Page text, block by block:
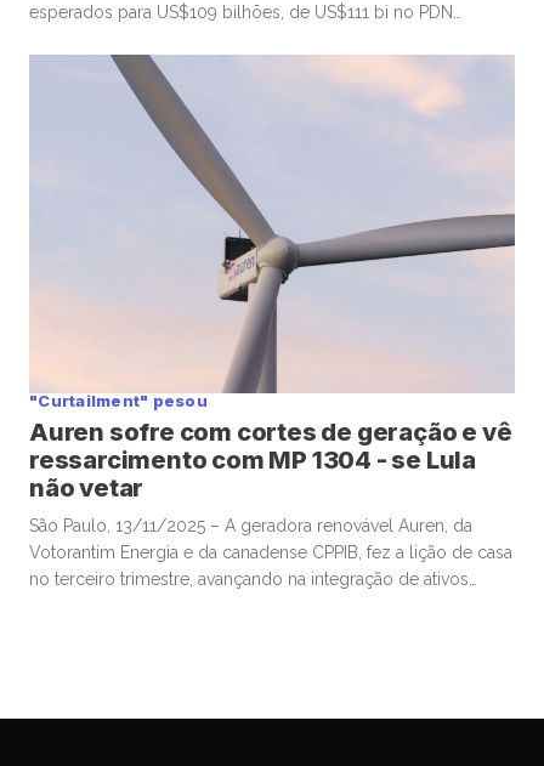
esperados para US$109 bilhões, de US$111 bi no PDN
mercado, depois de notícias que anteciparam os números,
mas com premissas otimistas para os preços do petróleo
nos próximos anos que geraram alguma preocupação […]
"Curtailment" pesou
Auren sofre com cortes de geração e vê
ressarcimento com MP 1304 - se Lula
não vetar
São Paulo, 13/11/2025 – A geradora renovável Auren, da
Votorantim Energia e da canadense CPPIB, fez a lição de casa
no terceiro trimestre, avançando na integração de ativos